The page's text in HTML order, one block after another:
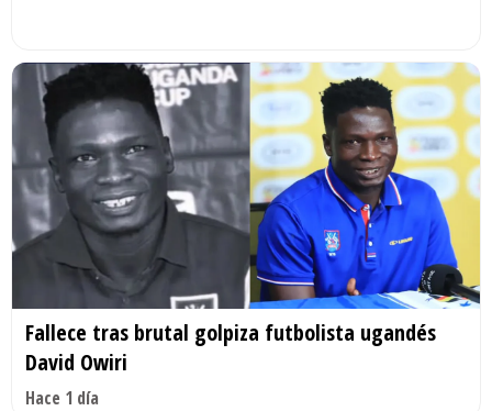
Fallece tras brutal golpiza futbolista ugandés
David Owiri
Hace 1 día